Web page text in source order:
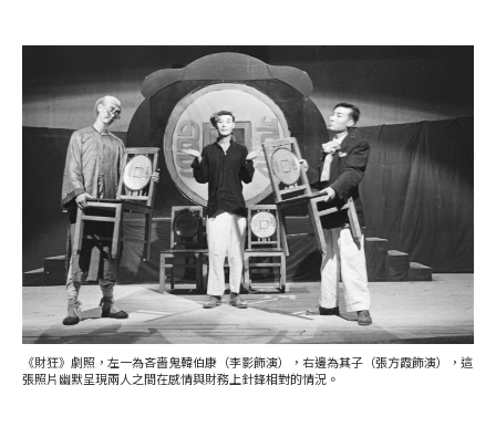
《財狂》劇照，左一為吝嗇鬼韓伯康（李影飾演），右邊為其子（張方霞飾演），這
張照片幽默呈現兩人之間在感情與財務上針鋒相對的情況。